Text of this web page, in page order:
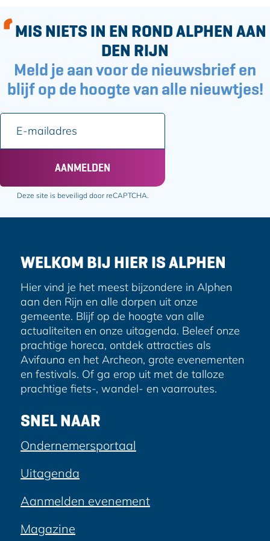
MIS NIETS IN EN ROND ALPHEN AAN
DEN RIJN
Meld je aan voor de nieuwsbrief en
blijf op de hoogte van alle nieuwtjes!
E
m
l
d
AANMELDEN
Deze site is beveiligd door reCAPTCHA.
WELKOM BIJ HIER IS ALPHEN
Hier vind je het meest bijzondere in Alphen
aan den Rijn en alle dorpen uit onze
gemeente. Blijf op de hoogte van alle
actualiteiten en onze uitagenda. Beleef onze
prachtige horeca, ontdek attracties als
Avifauna en het Archeon, grote evenementen
en festivals. Of ga erop uit met de talloze
prachtige fiets-, wandel- en vaarroutes.
SNEL NAAR
Ondernemersportaal
Uitagenda
Aanmelden evenement
Magazine